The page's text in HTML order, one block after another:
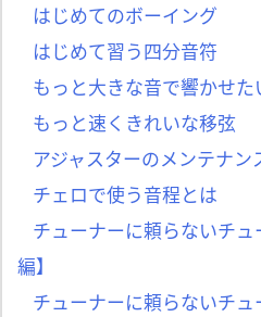
はじめてのボーイング
はじめて習う四分音符
もっと大きな音で響かせた
もっと速くきれいな移弦
アジャスターのメンテナン
チェロで使う音程とは
チューナーに頼らないチ
編】
チューナーに頼らないチュ